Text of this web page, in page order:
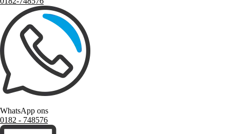
WhatsApp ons
0182 ‑ 748576